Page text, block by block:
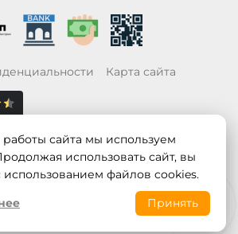
Карта сайта
сайта мы используем
использовать сайт, вы
использованием файлов cookies.
Принять